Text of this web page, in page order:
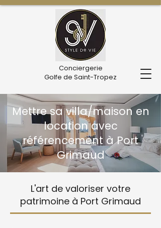
Conciergerie
Golfe de Saint-Tropez
Mettre sa villa/maison en
location avec
référencement à Port
Grimaud
L'art de valoriser votre
patrimoine à Port Grimaud